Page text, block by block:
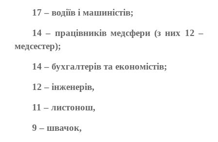
17 – водіїв і машиністів;
14 – працівників медсфери (з них 12 –
медсестер);
14 – бухгалтерів та економістів;
12 – інженерів,
11 – листонош,
9 – швачок,